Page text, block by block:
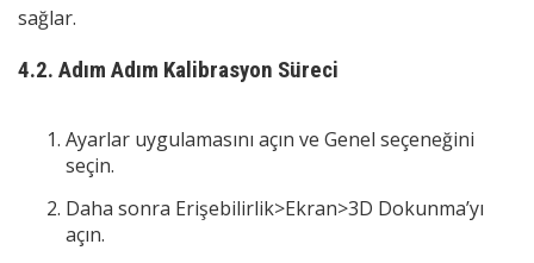
sağlar.
4.2. Adım Adım Kalibrasyon Süreci
Ayarlar uygulamasını açın ve Genel seçeneğini
seçin.
Daha sonra Erişebilirlik>Ekran>3D Dokunma’yı
açın.